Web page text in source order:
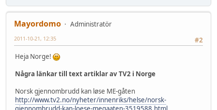
Mayordomo
Administratör
#2
2011-10-21, 12:35
Heja Norge!
Några länkar till text artiklar av TV2 i Norge
Norsk gjennombrudd kan løse ME-gåten
http://www.tv2.no/nyheter/innenriks/helse/norsk-